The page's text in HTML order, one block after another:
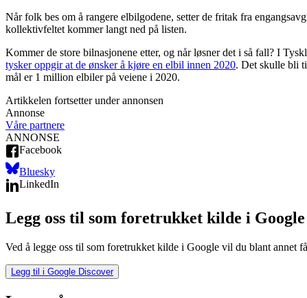
Når folk bes om å rangere elbilgodene, setter de fritak fra
kollektivfeltet kommer langt ned på listen.
Kommer de store bilnasjonene etter, og når løsner det i så fall? I
tysker oppgir at de ønsker å kjøre en elbil innen 2020. Det skulle bli
mål er 1 million elbiler på veiene i 2020.
Artikkelen fortsetter under annonsen
Annonse
Våre partnere
ANNONSE
Facebook
Bluesky
LinkedIn
Legg oss til som foretrukket kilde i
Ved å legge oss til som foretrukket kilde i Google vil du blant annet
Legg til i Google Discover